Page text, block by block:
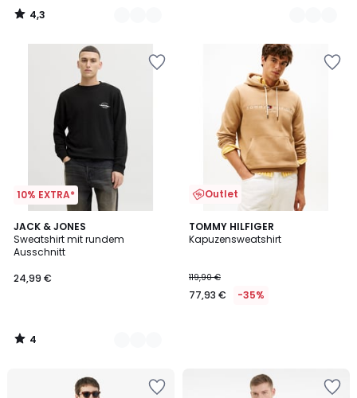
4,3
/
10% EXTRA*
JACK & JONES
Sweatshirt mit rundem
Ausschnitt
24,99 €
4
/
5
2
Farben
4
/
Outlet
TOMMY HILFIGER
Kapuzensweatshirt
119,90 €
77,93 € -35%